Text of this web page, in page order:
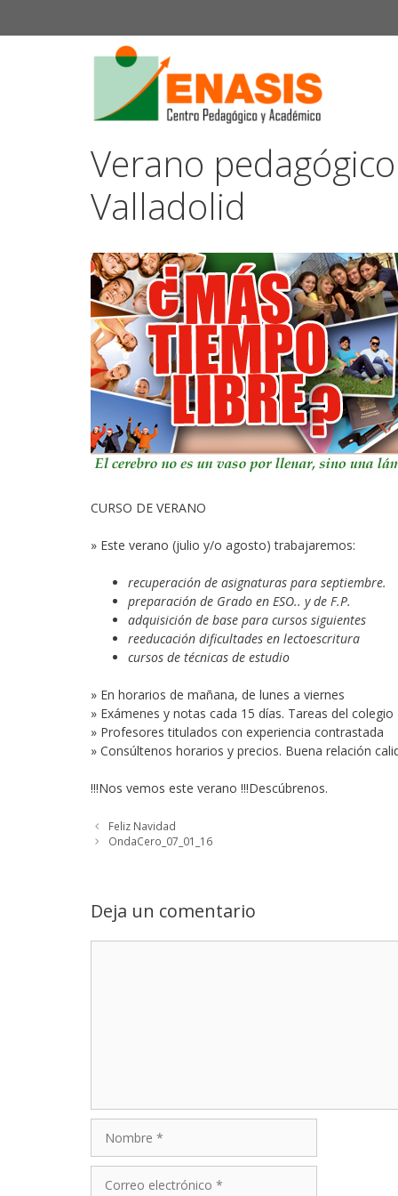
Verano
Valladolid
CURSO DE VERANO
» Este verano (julio y/o agosto) trabajaremos:
recuperación de asignaturas para septiembre.
preparación de Grado en ESO.. y de F.P.
adquisición de base para cursos siguientes
reeducación dificultades en lectoescritura
cursos de técnicas de estudio
» En horarios de mañana, de lunes a viernes
» Exámenes y notas cada 15 días. Tareas del colegio
» Profesores titulados con experiencia contrastada
» Consúltenos horarios y precios. Buena relación
!!!Nos vemos este verano !!!Descúbrenos.
Feliz Navidad
OndaCero_07_01_16
Deja un comentario